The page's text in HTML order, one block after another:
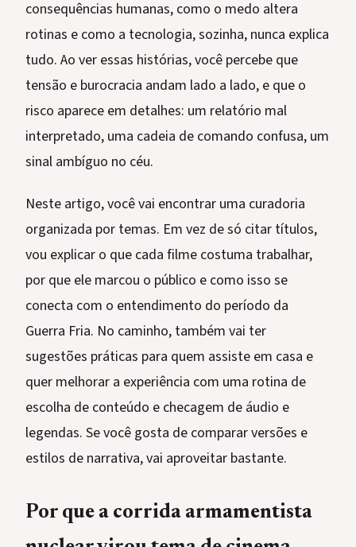
consequências humanas, como o medo altera
rotinas e como a tecnologia, sozinha, nunca explica
tudo. Ao ver essas histórias, você percebe que
tensão e burocracia andam lado a lado, e que o
risco aparece em detalhes: um relatório mal
interpretado, uma cadeia de comando confusa, um
sinal ambíguo no céu.
Neste artigo, você vai encontrar uma curadoria
organizada por temas. Em vez de só citar títulos,
vou explicar o que cada filme costuma trabalhar,
por que ele marcou o público e como isso se
conecta com o entendimento do período da
Guerra Fria. No caminho, também vai ter
sugestões práticas para quem assiste em casa e
quer melhorar a experiência com uma rotina de
escolha de conteúdo e checagem de áudio e
legendas. Se você gosta de comparar versões e
estilos de narrativa, vai aproveitar bastante.
Por que a corrida armamentista